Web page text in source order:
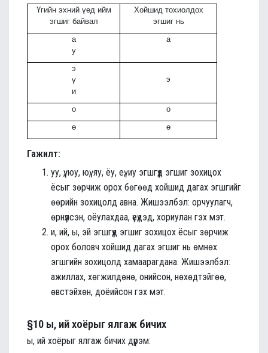
Үгийн эхний үед ийм
эгшиг байвал
Хойшид тохиолдох
эгшиг нь
а
у
а
э
ү
и
э
о
о
ө
ө
Гажилт:
уу, үү, юу, юү, яу, ёу, еү, иу эгшгүүд эгшиг зохицох
ёсыг зөрчиж орох бөгөөд хойшид дагах эгшгийг
өөрийн зохицолд авна. Жишээлбэл: орчуулагч,
өрнүүлсэн, оёулахдаа, үеүдэд, хориулан гэх мэт.
и, ий, ы, эй эгшгүүд эгшиг зохицох ёсыг зөрчиж
орох боловч хойшид дагах эгшиг нь өмнөх
эгшгийн зохицолд хамаарагдана. Жишээлбэл:
ажиллах, хөгжилдөнө, онийсон, нөхөдтэйгөө,
өвстэйхөн, доёийсон гэх мэт.
§10 ы, ий хоёрыг ялгаж бичих
ы, ий хоёрыг ялгаж бичих дүрэм: